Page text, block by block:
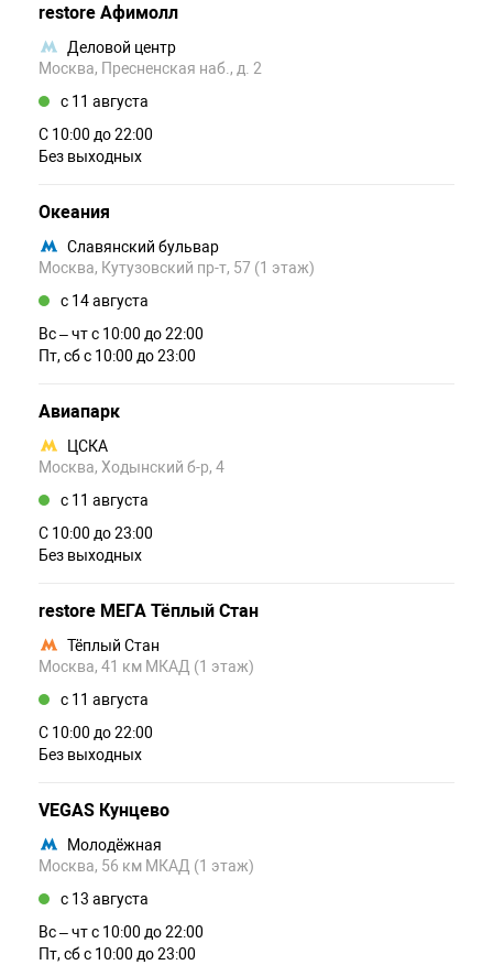
restore Афимолл
Деловой центр
Москва, Пресненская наб., д. 2
c 11 августа
С 10:00 до 22:00
Без выходных
Океания
Славянский бульвар
Москва, Кутузовский пр-т, 57 (1 этаж)
c 14 августа
Вс – чт c 10:00 до 22:00
Пт, сб c 10:00 до 23:00
Авиапарк
ЦСКА
Москва, Ходынский б-р, 4
c 11 августа
С 10:00 до 23:00
Без выходных
restore МЕГА Тёплый Стан
Тёплый Стан
Москва, 41 км МКАД (1 этаж)
c 11 августа
С 10:00 до 22:00
Без выходных
VEGAS Кунцево
Молодёжная
Москва, 56 км МКАД (1 этаж)
c 13 августа
Вс – чт c 10:00 до 22:00
Пт, сб c 10:00 до 23:00